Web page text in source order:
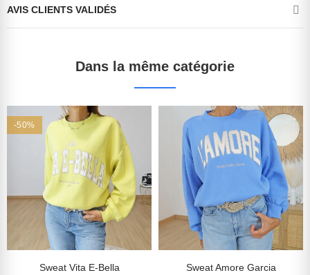
AVIS CLIENTS VALIDÉS
Dans la même catégorie
-50%
Sweat Vita E-Bella
Sweat Amore Garcia